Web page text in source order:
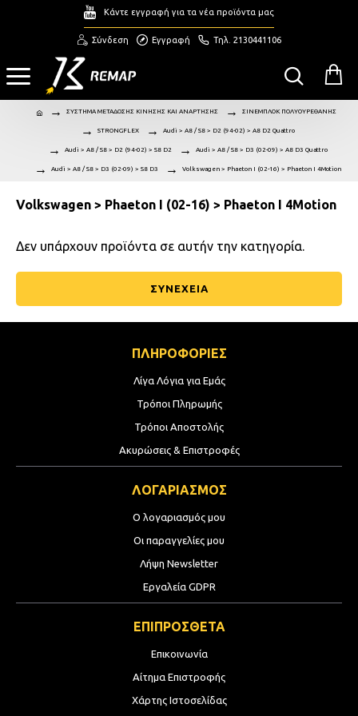
Κάντε εγγραφή για τα νέα προϊόντα μας
Σύνδεση Εγγραφή Τηλ. 2130441106
ΣΥΣΤΗΜΑ ΜΕΤΑΔΟΣΗΣ ΚΙΝΗΣΗΣ ΚΑΙ ΑΝΑΡΤΗΣΗΣ ΣΙΝΕΜΠΛΟΚ ΠΟΛΥΟΥΡΕΘΑΝΗΣ
STRONGFLEX Audi > A8 / S8 > D2 (94-02) > A8 D2 Quattro
Audi > A8 / S8 > D2 (94-02) > S8 D2 Audi > A8 / S8 > D3 (02-09) > A8 D3 Quattro
Audi > A8 / S8 > D3 (02-09) > S8 D3 Volkswagen > Phaeton I (02-16) > Phaeton I 4Motion
Volkswagen > Phaeton I (02-16) > Phaeton I 4Motion
Δεν υπάρχουν προϊόντα σε αυτήν την κατηγορία.
ΣΥΝΕΧΕΙΑ
ΠΛΗΡΟΦΟΡΙΕΣ
Λίγα Λόγια για Εμάς
Τρόποι Πληρωμής
Τρόποι Αποστολής
Ακυρώσεις & Επιστροφές
ΛΟΓΑΡΙΑΣΜΟΣ
Ο λογαριασμός μου
Οι παραγγελίες μου
Λήψη Newsletter
Εργαλεία GDPR
ΕΠΙΠΡΟΣΘΕΤΑ
Επικοινωνία
Αίτημα Επιστροφής
Χάρτης Ιστοσελίδας